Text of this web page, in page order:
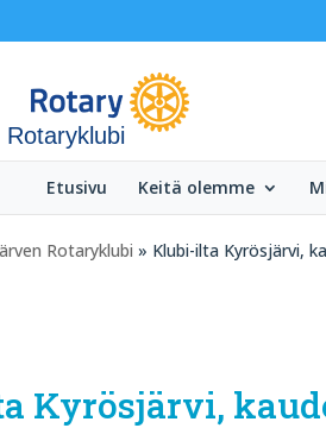
Etusivu Keitä olemme
Rotaryklubi » Klubi-ilta Kyrösjärvi,
Kyrösjärvi,